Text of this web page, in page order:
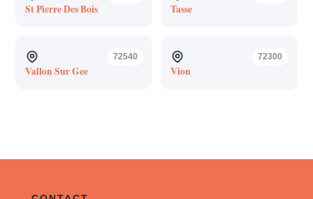
St Pierre Des Bois Tasse
72540
Vallon Sur Gee
72300
Vion